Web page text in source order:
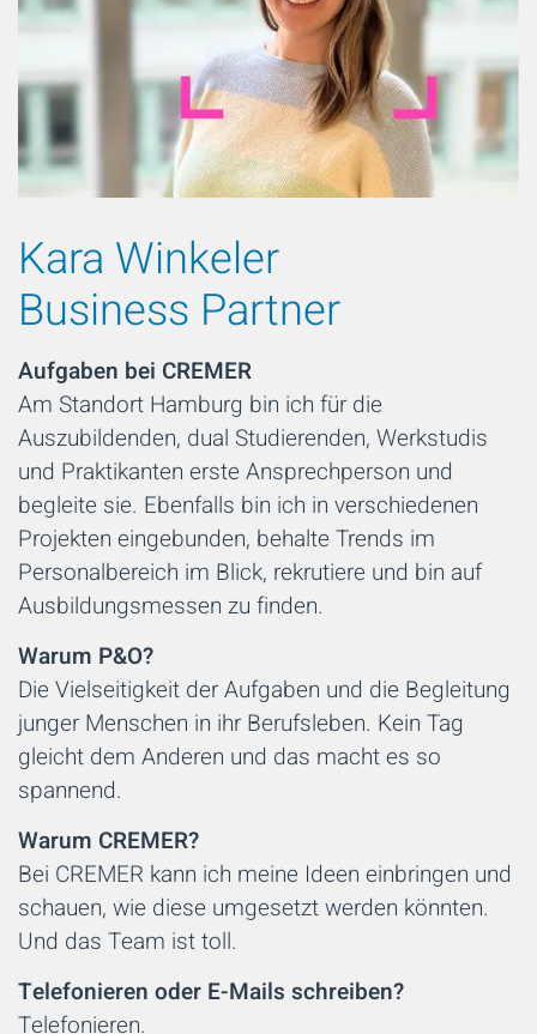
Kara Winkeler
Business Partner
Aufgaben bei CREMER
Am Standort Hamburg bin ich für die
Auszubildenden, dual Studierenden, Werkstudis
und Praktikanten erste Ansprechperson und
begleite sie. Ebenfalls bin ich in verschiedenen
Projekten eingebunden, behalte Trends im
Personalbereich im Blick, rekrutiere und bin auf
Ausbildungsmessen zu finden.
Warum P&O?
Die Vielseitigkeit der Aufgaben und die Begleitung
junger Menschen in ihr Berufsleben. Kein Tag
gleicht dem Anderen und das macht es so
spannend.
Warum CREMER?
Bei CREMER kann ich meine Ideen einbringen und
schauen, wie diese umgesetzt werden könnten.
Und das Team ist toll.
Telefonieren oder E-Mails schreiben?
Telefonieren.